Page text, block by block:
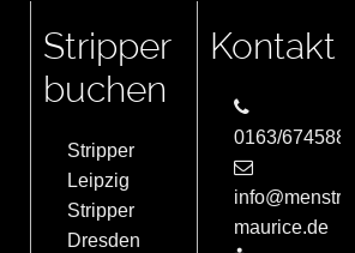
Stripper
buchen
Stripper
Leipzig
Stripper
Dresden
Kontakt
0163/6745884
info@menstrip-
maurice.de